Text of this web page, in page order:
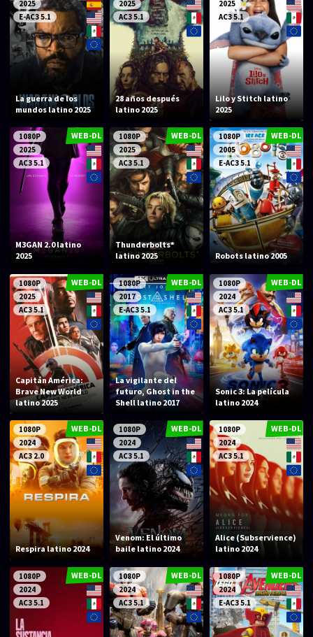
2025
E-AC3 5.1
La guerra de los
mundos latino 2025
2025
AC3 5.1
28 años después
latino 2025
2025
AC3 5.1
Lilo y Stitch latino
2025
1080P
2025
AC3 5.1
WEB-DL
M3GAN 2.0 latino
2025
1080P
2025
AC3 5.1
WEB-DL
Thunderbolts*
latino 2025
1080P
2005
E-AC3 5.1
WEB-DL
Robots latino 2005
1080P
2025
AC3 5.1
WEB-DL
Capitán América:
Brave New World
latino 2025
1080P
2017
E-AC3 5.1
WEB-DL
La vigilante del
futuro, Ghost in the
Shell latino 2017
1080P
2024
AC3 5.1
WEB-DL
Sonic 3: La película
latino 2024
1080P
2024
AC3 2.0
WEB-DL
Respira latino 2024
1080P
2024
AC3 5.1
WEB-DL
Venom: El último
baile latino 2024
1080P
2024
AC3 5.1
WEB-DL
Alice (Subservience)
latino 2024
1080P
2024
AC3 5.1
WEB-DL
1080P
2024
AC3 5.1
WEB-DL
1080P
2024
E-AC3 5.1
WEB-DL